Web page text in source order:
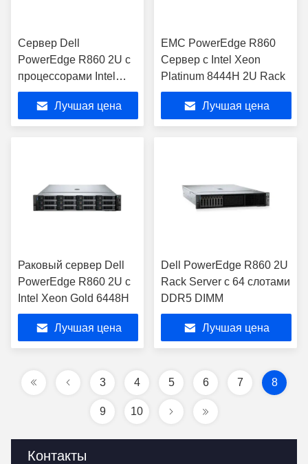
Контакты
Сервер Dell
PowerEdge R860 2U с
процессорами Intel
Xeon Scalable
Лучшая цена
EMC PowerEdge R860
Сервер с Intel Xeon
Platinum 8444H 2U Rack
Лучшая цена
Раковый сервер Dell
PowerEdge R860 2U с
Intel Xeon Gold 6448H
Лучшая цена
Dell PowerEdge R860 2U
Rack Server с 64 слотами
DDR5 DIMM
Лучшая цена
3 4 5 6 7 8
9 10